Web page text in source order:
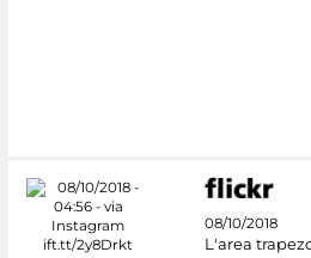
08/10/2018
L'area